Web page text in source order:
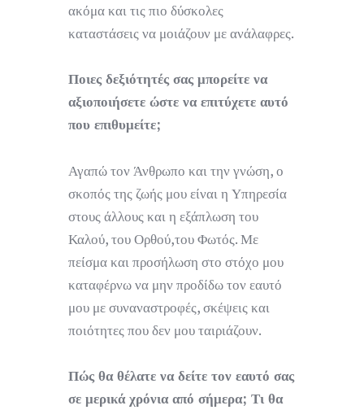
ακόμα και τις πιο δύσκολες
καταστάσεις να μοιάζουν με ανάλαφρες.
Ποιες δεξιότητές σας μπορείτε να
αξιοποιήσετε ώστε να επιτύχετε αυτό
που επιθυμείτε;
Αγαπώ τον Άνθρωπο και την γνώση, ο
σκοπός της ζωής μου είναι η Υπηρεσία
στους άλλους και η εξάπλωση του
Καλού, του Ορθού,του Φωτός. Με
πείσμα και προσήλωση στο στόχο μου
καταφέρνω να μην προδίδω τον εαυτό
μου με συναναστροφές, σκέψεις και
ποιότητες που δεν μου ταιριάζουν.
Πώς θα θέλατε να δείτε τον εαυτό σας
σε μερικά χρόνια από σήμερα; Τι θα